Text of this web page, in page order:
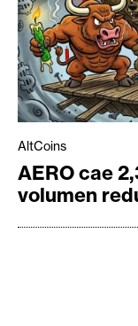
AltCoins
AERO cae
volumen